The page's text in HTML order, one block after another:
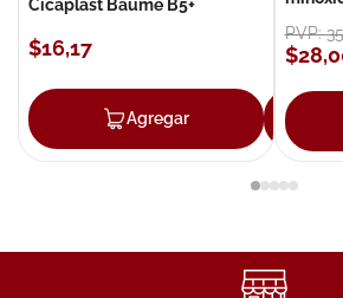
Cicaplast Baume B5+
$16,17
Agregar
PVP:35
$28,